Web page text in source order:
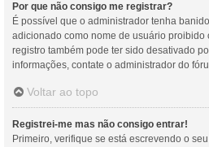
Por que não consigo me registrar?
É possível que o administrador tenha
adicionado como nome de usuário proibido
registro também pode ter sido desativado
informações, contate o administrador do
Voltar ao topo
Registrei-me mas não consigo entrar!
Primeiro, verifique se está escrevendo o